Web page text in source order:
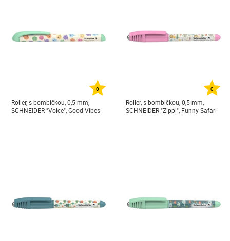
0
Roller, s bombičkou, 0,5 mm,
SCHNEIDER "Voice", Good Vibes
0
Roller, s bombičkou, 0,5 mm,
SCHNEIDER "Zippi", Funny Safari